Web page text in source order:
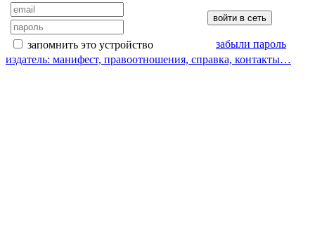
запомнить это устройство
забыли пароль
издатель: манифест, правоотношения, справка, контакты…